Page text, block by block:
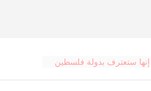
إنها ستعترف بدولة فلسطين